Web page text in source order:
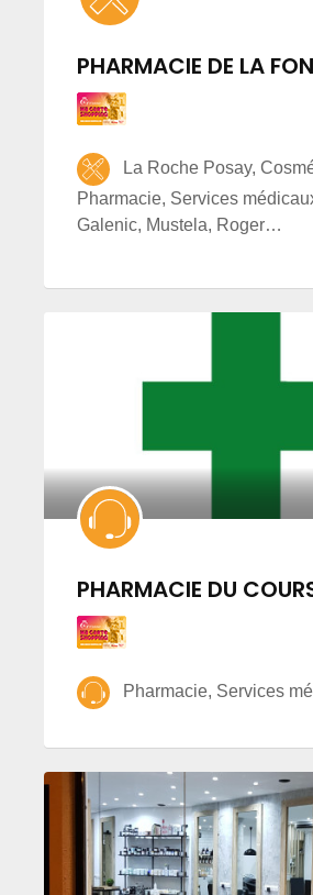
PHARMACIE DE LA
La Roche Posay,
Pharmacie, Services
Galenic, Mustela, Roger…
PHARMACIE DU
Pharmacie, Services